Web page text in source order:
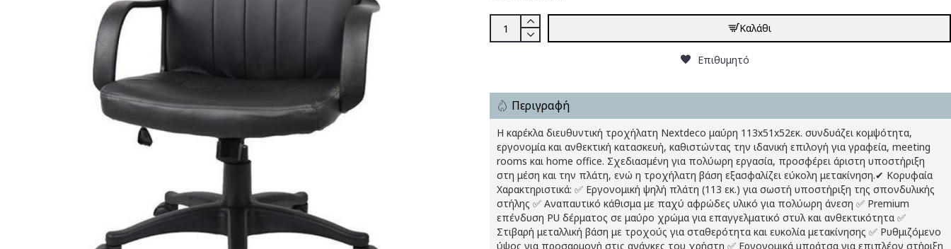
Καλάθι
Επιθυμητό
Περιγραφή
Η καρέκλα διευθυντική τροχήλατη Nextdeco μαύρη 113x51x52εκ. συνδυάζει κομψότητα,
εργονομία και ανθεκτική κατασκευή, καθιστώντας την ιδανική επιλογή για γραφεία, meeting
rooms και home office. Σχεδιασμένη για πολύωρη εργασία, προσφέρει άριστη υποστήριξη
στη μέση και την πλάτη, ενώ η τροχήλατη βάση εξασφαλίζει εύκολη μετακίνηση.✔ Κορυφαία
Χαρακτηριστικά: ✅ Εργονομική ψηλή πλάτη (113 εκ.) για σωστή υποστήριξη της σπονδυλικής
στήλης ✅ Αναπαυτικό κάθισμα με παχύ αφρώδες υλικό για πολύωρη άνεση ✅ Premium
επένδυση PU δέρματος σε μαύρο χρώμα για επαγγελματικό στυλ και ανθεκτικότητα ✅
Στιβαρή μεταλλική βάση με τροχούς για σταθερότητα και ευκολία μετακίνησης ✅ Ρυθμιζόμενο
ύψος για προσαρμογή στις ανάγκες του χρήστη ✅ Εργονομικά μπράτσα για επιπλέον στήριξη